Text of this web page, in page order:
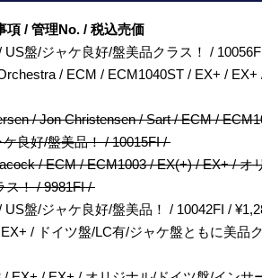
項 / 管理No. / 税込売価
盤/ジャケ良好/盤美品クラス！ /
/ ECM / ECM1040ST / EX+ / EX+
/ Jon Christensen / Sart / ECM /
良好/盤美品！ / 10015FI /
/ ECM / ECM1003 / EX(+) / EX+ / オ
ス！ / 9981FI /
盤/ジャケ良好/盤美品！ / 10042FI /
/ ドイツ盤/LC有/ジャケ盤ともに美品